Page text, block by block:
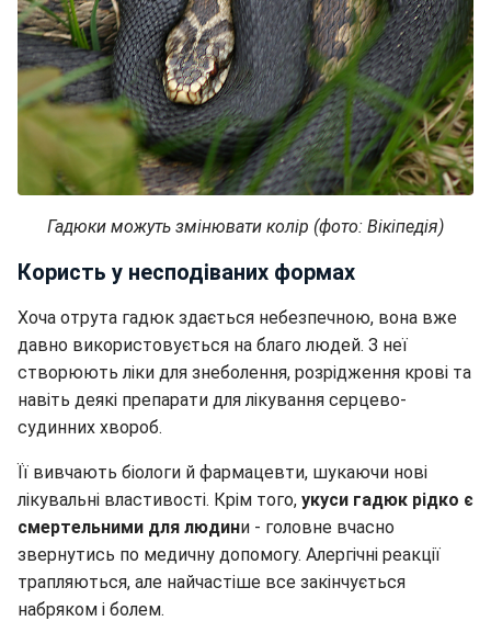
Гадюки можуть змінювати колір (фото: Вікіпедія)
Користь у несподіваних формах
Хоча отрута гадюк здається небезпечною, вона вже
давно використовується на благо людей. З неї
створюють ліки для знеболення, розрідження крові та
навіть деякі препарати для лікування серцево-
судинних хвороб.
Її вивчають біологи й фармацевти, шукаючи нові
лікувальні властивості. Крім того, укуси гадюк рідко є
смертельними для людини - головне вчасно
звернутись по медичну допомогу. Алергічні реакції
трапляються, але найчастіше все закінчується
набряком і болем.